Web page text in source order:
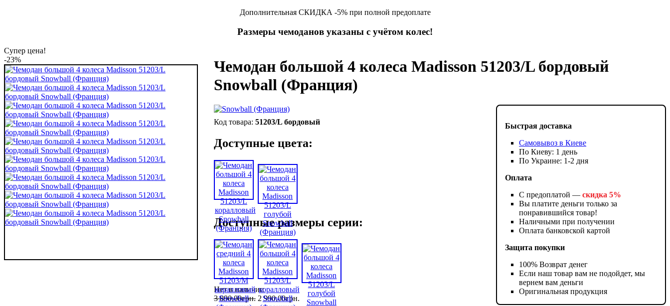
Дополнительная СКИДКА -5% при полной предоплате
Размеры чемоданов указаны с учётом колес!
Супер цена!
-23%
Чемодан большой 4 колеса Madisson 51203/L бордовый
Snowball (Франция)
Быстрая доставка
Самовывоз в Киеве
По Киеву: 1 день
По Украине: 1-2 дня
Оплата
С предоплатой —скидка 5%
Вы платите деньги только за
понравившийся товар!
Наличными при получении
Оплата банковской картой
Защита покупки
100% Возврат денег
Если наш товар вам не подойдет, мы
вернем вам деньги
Оригинальная продукция
51203/L бордовый
Доступные цвета:
Доступные размеры серии:
Нет в наличии
3 890,00грн. 2 990,00грн.